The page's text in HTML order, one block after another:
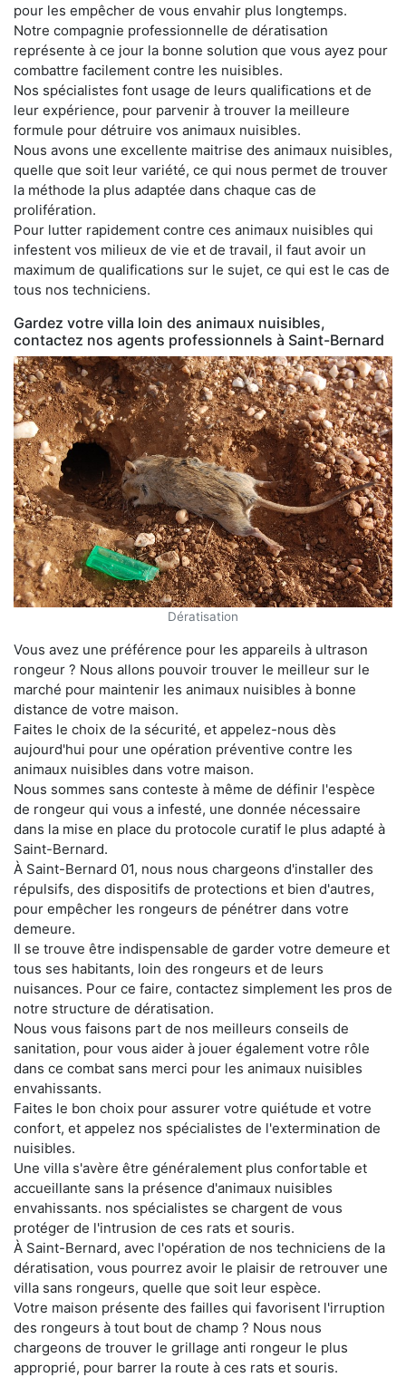
pour les empêcher de vous envahir plus longtemps.
Notre compagnie professionnelle de dératisation
représente à ce jour la bonne solution que vous ayez pour
combattre facilement contre les nuisibles.
Nos spécialistes font usage de leurs qualifications et de
leur expérience, pour parvenir à trouver la meilleure
formule pour détruire vos animaux nuisibles.
Nous avons une excellente maitrise des animaux nuisibles,
quelle que soit leur variété, ce qui nous permet de trouver
la méthode la plus adaptée dans chaque cas de
prolifération.
Pour lutter rapidement contre ces animaux nuisibles qui
infestent vos milieux de vie et de travail, il faut avoir un
maximum de qualifications sur le sujet, ce qui est le cas de
tous nos techniciens.
Gardez votre villa loin des animaux nuisibles,
contactez nos agents professionnels à Saint-Bernard
Dératisation
Vous avez une préférence pour les appareils à ultrason
rongeur ? Nous allons pouvoir trouver le meilleur sur le
marché pour maintenir les animaux nuisibles à bonne
distance de votre maison.
Faites le choix de la sécurité, et appelez-nous dès
aujourd'hui pour une opération préventive contre les
animaux nuisibles dans votre maison.
Nous sommes sans conteste à même de définir l'espèce
de rongeur qui vous a infesté, une donnée nécessaire
dans la mise en place du protocole curatif le plus adapté à
Saint-Bernard.
À Saint-Bernard 01, nous nous chargeons d'installer des
répulsifs, des dispositifs de protections et bien d'autres,
pour empêcher les rongeurs de pénétrer dans votre
demeure.
Il se trouve être indispensable de garder votre demeure et
tous ses habitants, loin des rongeurs et de leurs
nuisances. Pour ce faire, contactez simplement les pros de
notre structure de dératisation.
Nous vous faisons part de nos meilleurs conseils de
sanitation, pour vous aider à jouer également votre rôle
dans ce combat sans merci pour les animaux nuisibles
envahissants.
Faites le bon choix pour assurer votre quiétude et votre
confort, et appelez nos spécialistes de l'extermination de
nuisibles.
Une villa s'avère être généralement plus confortable et
accueillante sans la présence d'animaux nuisibles
envahissants. nos spécialistes se chargent de vous
protéger de l'intrusion de ces rats et souris.
À Saint-Bernard, avec l'opération de nos techniciens de la
dératisation, vous pourrez avoir le plaisir de retrouver une
villa sans rongeurs, quelle que soit leur espèce.
Votre maison présente des failles qui favorisent l'irruption
des rongeurs à tout bout de champ ? Nous nous
chargeons de trouver le grillage anti rongeur le plus
approprié, pour barrer la route à ces rats et souris.